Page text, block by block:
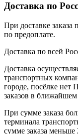
Доставка по
При доставке
по предоплате.
Доставка по всей
Доставка
транспортных
городе, посёлке нет
заказов в ближайшем
При сумме заказа
терминала
сумме заказа меньше